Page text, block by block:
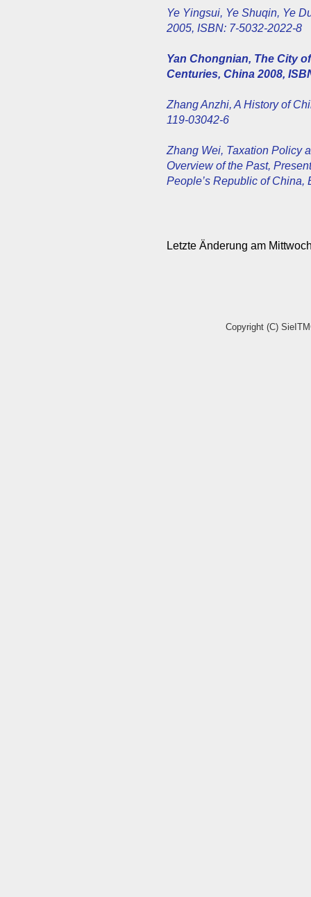
Ye Yingsui, Ye Shuqin, Ye
2005, ISBN: 7-5032-2022-8
Yan Chongnian, The City
Centuries, China 2008,
Zhang Anzhi, A History of
119-03042-6
Zhang Wei, Taxation Policy
Overview of the Past,
People’s Republic of
Letzte Änderung am
Copyright (C)